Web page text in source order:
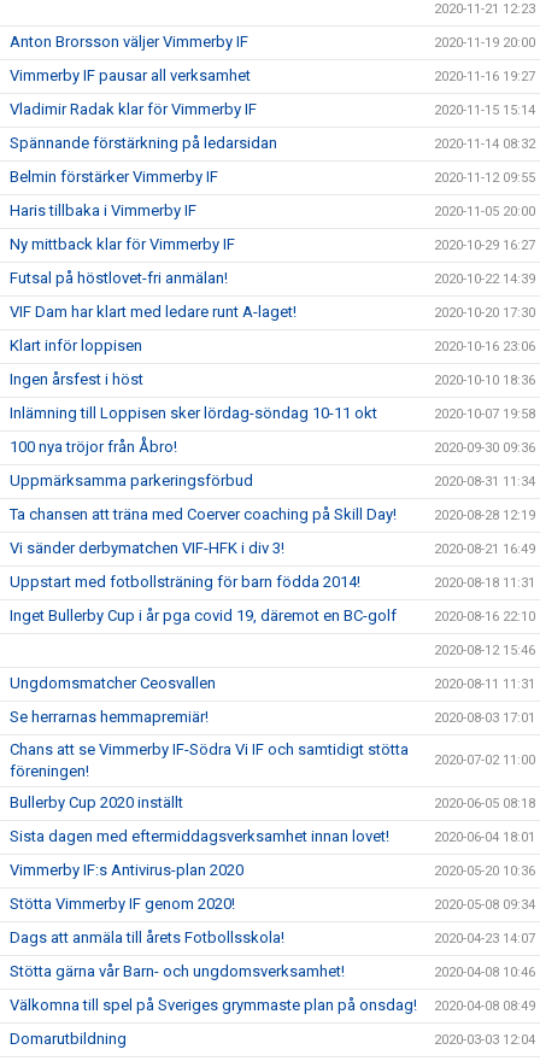
2020-11-21 12:23
Anton Brorsson väljer Vimmerby IF 2020-11-19 20:00
Vimmerby IF pausar all verksamhet 2020-11-16 19:27
Vladimir Radak klar för Vimmerby IF 2020-11-15 15:14
Spännande förstärkning på ledarsidan 2020-11-14 08:32
Belmin förstärker Vimmerby IF 2020-11-12 09:55
Haris tillbaka i Vimmerby IF 2020-11-05 20:00
Ny mittback klar för Vimmerby IF 2020-10-29 16:27
Futsal på höstlovet-fri anmälan! 2020-10-22 14:39
VIF Dam har klart med ledare runt A-laget! 2020-10-20 17:30
Klart inför loppisen 2020-10-16 23:06
Ingen årsfest i höst 2020-10-10 18:36
Inlämning till Loppisen sker lördag-söndag 10-11 okt 2020-10-07 19:58
100 nya tröjor från Åbro! 2020-09-30 09:36
Uppmärksamma parkeringsförbud 2020-08-31 11:34
Ta chansen att träna med Coerver coaching på Skill Day! 2020-08-28 12:19
Vi sänder derbymatchen VIF-HFK i div 3! 2020-08-21 16:49
Uppstart med fotbollsträning för barn födda 2014! 2020-08-18 11:31
Inget Bullerby Cup i år pga covid 19, däremot en BC-golf 2020-08-16 22:10
2020-08-12 15:46
Ungdomsmatcher Ceosvallen 2020-08-11 11:31
Se herrarnas hemmapremiär! 2020-08-03 17:01
Chans att se Vimmerby IF-Södra Vi IF och samtidigt stötta
föreningen!
2020-07-02 11:00
Bullerby Cup 2020 inställt 2020-06-05 08:18
Sista dagen med eftermiddagsverksamhet innan lovet! 2020-06-04 18:01
Vimmerby IF:s Antivirus-plan 2020 2020-05-20 10:36
Stötta Vimmerby IF genom 2020! 2020-05-08 09:34
Dags att anmäla till årets Fotbollsskola! 2020-04-23 14:07
Stötta gärna vår Barn- och ungdomsverksamhet! 2020-04-08 10:46
Välkomna till spel på Sveriges grymmaste plan på onsdag! 2020-04-08 08:49
Domarutbildning 2020-03-03 12:04